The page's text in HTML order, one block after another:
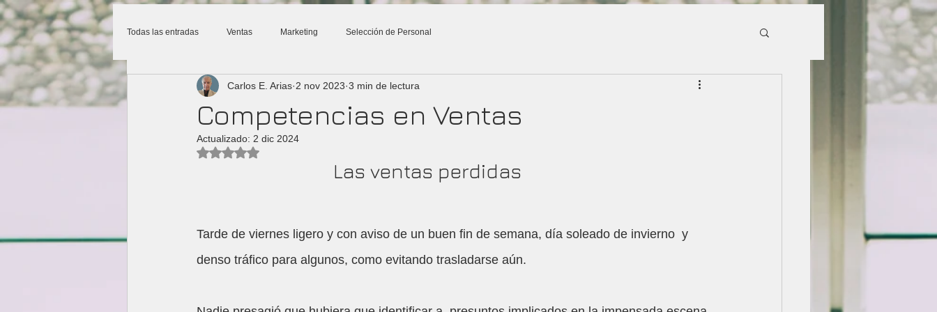
Todas las entradas Ventas Marketing Selección de Personal
Competencias en Ventas
Carlos E. Arias 2 nov 2023 3 min de lectura
Actualizado: 2 dic 2024
Obtuvo NaN de 5 estrellas.
                            Las ventas perdidas
Tarde de viernes ligero y con aviso de un buen fin de semana, día soleado de invierno  y
denso tráfico para algunos, como evitando trasladarse aún.